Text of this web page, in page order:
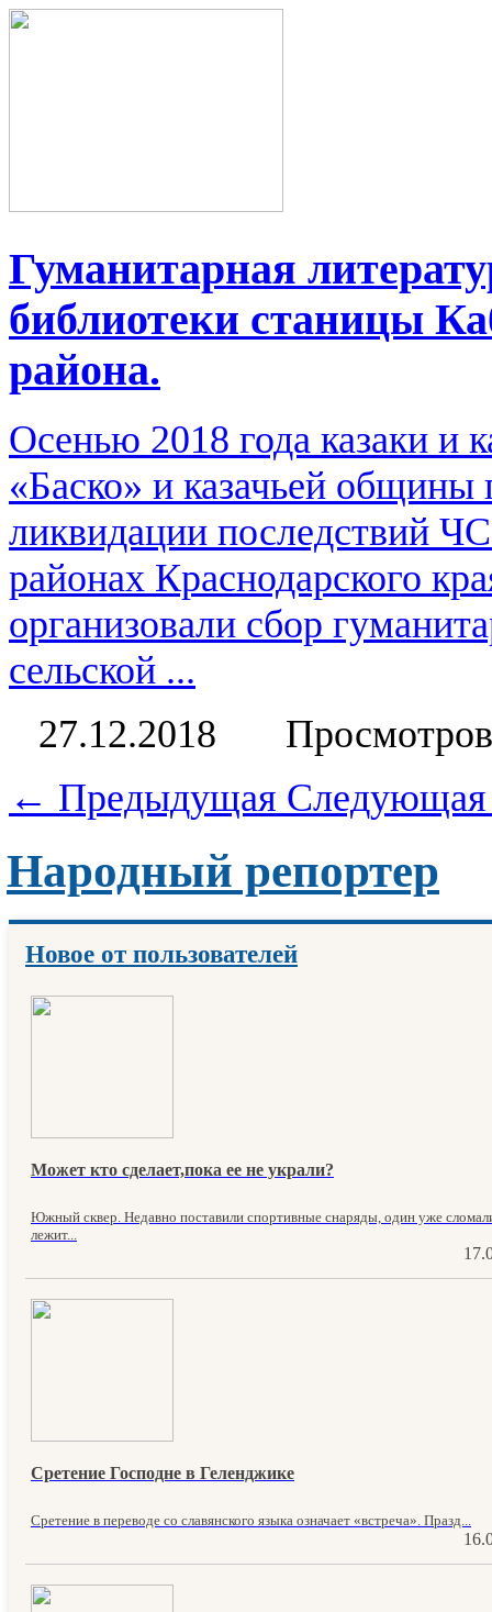
Гуманитарная
библиотеки станицы
района.
Осенью 2018 года казаки и
«Баско» и казачьей общины
ликвидации последствий
районах Краснодарского
организовали сбор
сельской ...
27.12.2018
← Предыдущая
Народный репортер
Новое от пользователей
Может кто сделает,пока ее не украли?
Южный сквер. Недавно поставили спортивные снаряды, один уже
лежит...
Сретение Господне в Геленджике
Сретение в переводе со славянского языка означает «встреча». Празд...